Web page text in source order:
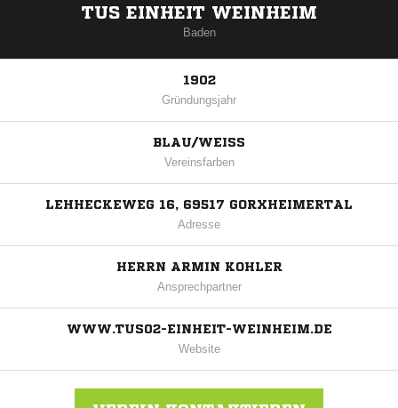
TUS EINHEIT WEINHEIM
Baden
1902
Gründungsjahr
BLAU/WEISS
Vereinsfarben
LEHHECKEWEG 16, 69517 GORXHEIMERTAL
Adresse
HERRN ARMIN KOHLER
Ansprechpartner
WWW.TUS02-EINHEIT-WEINHEIM.DE
Website